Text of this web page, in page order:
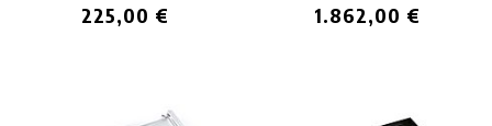
225,00 € 1.862,00 €